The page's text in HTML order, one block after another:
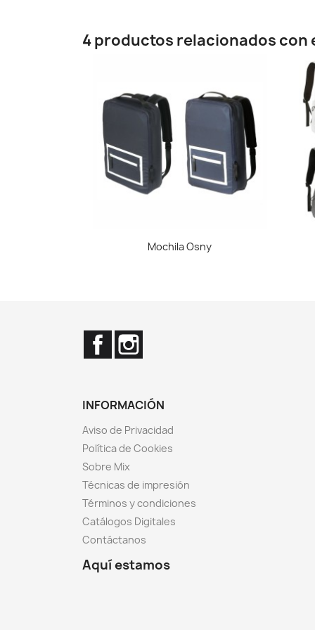
4 productos relacionados con
Vista rápida
Mochila Osny
Facebook
INFORMACIÓN
Aviso de Privacidad
Política de Cookies
Sobre Mix
Técnicas de impresión
Términos y condiciones
Catálogos Digitales
Contáctanos
Aquí estamos